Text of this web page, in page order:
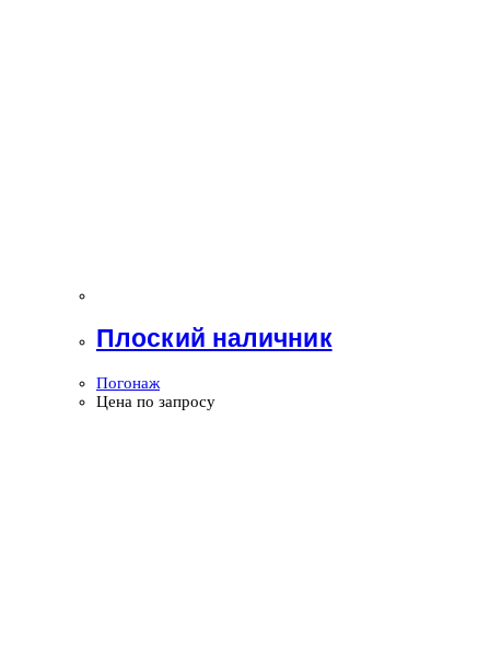
Плоский наличник
Погонаж
Цена по запросу